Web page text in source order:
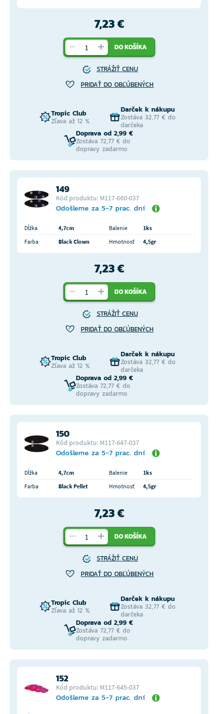
7,23 €
DO KOŠÍKA
STRÁŽIŤ CENU
PRIDAŤ DO OBĽÚBENÝCH
Tropic Club
Zľava až 12 %
Darček k nákupu
Zostáva 32,77 € do
darčeka
Doprava od 2,99 €
Zostáva 72,77 € do
dopravy zadarmo
149
Kód produktu: M117-660-037
Odošleme za 5-7 prac. dní
Dĺžka 4,7cm Balenie
1ks
Farba
Black Clown Hmotnosť 4,5gr
7,23 €
DO KOŠÍKA
STRÁŽIŤ CENU
PRIDAŤ DO OBĽÚBENÝCH
Tropic Club
Zľava až 12 %
Darček k nákupu
Zostáva 32,77 € do
darčeka
Doprava od 2,99 €
Zostáva 72,77 € do
dopravy zadarmo
150
Kód produktu: M117-647-037
Odošleme za 5-7 prac. dní
Dĺžka 4,7cm Balenie
1ks
Farba
Black Pellet Hmotnosť 4,5gr
7,23 €
DO KOŠÍKA
STRÁŽIŤ CENU
PRIDAŤ DO OBĽÚBENÝCH
Tropic Club
Zľava až 12 %
Darček k nákupu
Zostáva 32,77 € do
darčeka
Doprava od 2,99 €
Zostáva 72,77 € do
dopravy zadarmo
152
Kód produktu: M117-645-037
Odošleme za 5-7 prac. dní